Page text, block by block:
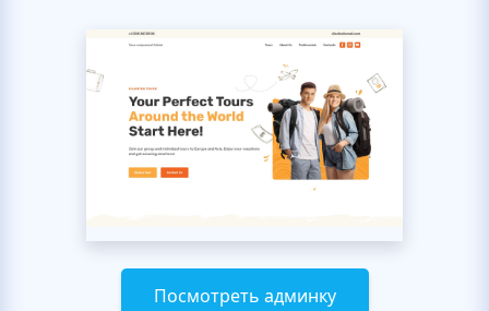
Посмотреть админку